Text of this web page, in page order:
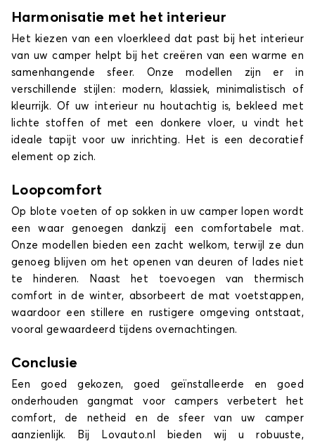
Harmonisatie met het interieur
Het kiezen van een vloerkleed dat past bij het interieur
van uw camper helpt bij het creëren van een warme en
samenhangende sfeer. Onze modellen zijn er in
verschillende stijlen: modern, klassiek, minimalistisch of
kleurrijk. Of uw interieur nu houtachtig is, bekleed met
lichte stoffen of met een donkere vloer, u vindt het
ideale tapijt voor uw inrichting. Het is een decoratief
element op zich.
Loopcomfort
Op blote voeten of op sokken in uw camper lopen wordt
een waar genoegen dankzij een comfortabele mat.
Onze modellen bieden een zacht welkom, terwijl ze dun
genoeg blijven om het openen van deuren of lades niet
te hinderen. Naast het toevoegen van thermisch
comfort in de winter, absorbeert de mat voetstappen,
waardoor een stillere en rustigere omgeving ontstaat,
vooral gewaardeerd tijdens overnachtingen.
Conclusie
Een goed gekozen, goed geïnstalleerde en goed
onderhouden gangmat voor campers verbetert het
comfort, de netheid en de sfeer van uw camper
aanzienlijk. Bij Lovauto.nl bieden wij u robuuste,